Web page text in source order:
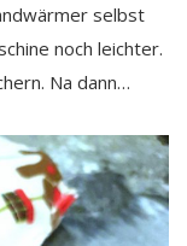
selbst
noch leichter.
Na dann…